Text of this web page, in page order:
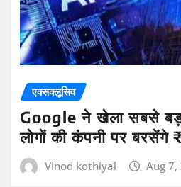
एक्सक्लूसिव
Google ने खेला सबसे
लोगों की कंपनी पर
Vinod kothiyal Aug 7,